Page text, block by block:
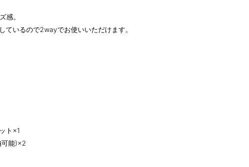
感。
ているので2wayでお使いいただけます。
ト×1
可能)×2